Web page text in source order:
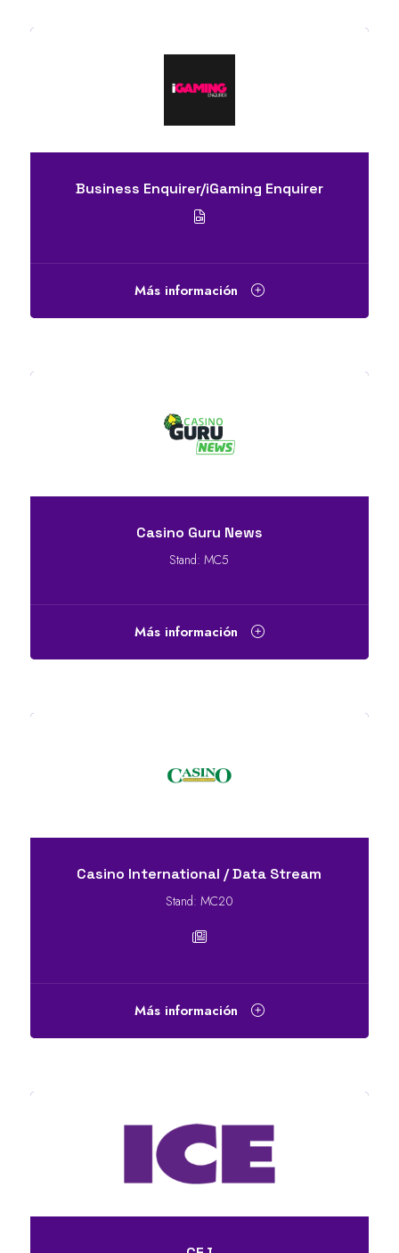
Business Enquirer/iGaming Enquirer
Más información
Casino Guru News
Stand: MC5
Más información
Casino International / Data Stream
Stand: MC20
Más información